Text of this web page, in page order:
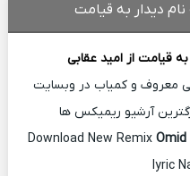
دیدار به قیامت
به قیامت از امید عقابی
معروف و کمیاب در وبسایت
آرشیو ریمیکس ها
Download New Remix Omid
lyric